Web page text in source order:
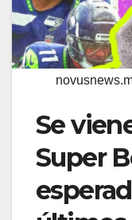
Se
Super